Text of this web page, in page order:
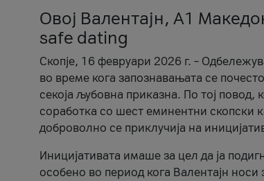
Овој Валентајн, A1
safe dating
Скопје, 16 февруари 2026 г. –
во време кога запознавањата се
секоја љубовна приказна. По тој
соработка со шест еминентни скопски
доброволно се приклучија на
Иницијативата имаше за цел да ја
особено во период кога Валентајн